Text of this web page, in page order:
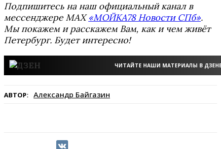
Подпишитесь на наш официальный канал в
мессенджере MAX«МОЙКА78 Новости СПб».
Мы покажем и расскажем Вам, как и чем живёт
Петербург. Будет интересно!
ЧИТАЙТЕ НАШИ МАТЕРИАЛЫ В
АВТОР: Александр Байгазин